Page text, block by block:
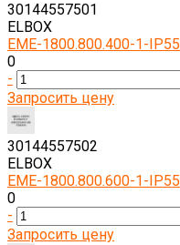
30144557501
ELBOX
EME-1800.800.400-1-IP55
0
-
Запросить цену
30144557502
ELBOX
EME-1800.800.600-1-IP55
0
-
Запросить цену